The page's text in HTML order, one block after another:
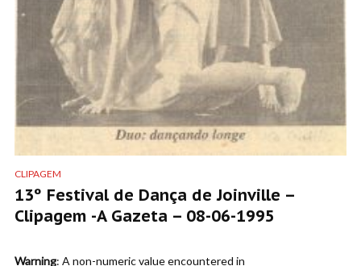
CLIPAGEM
13º Festival de Dança de Joinville –
Clipagem -A Gazeta – 08-06-1995
Warning: A non-numeric value encountered in